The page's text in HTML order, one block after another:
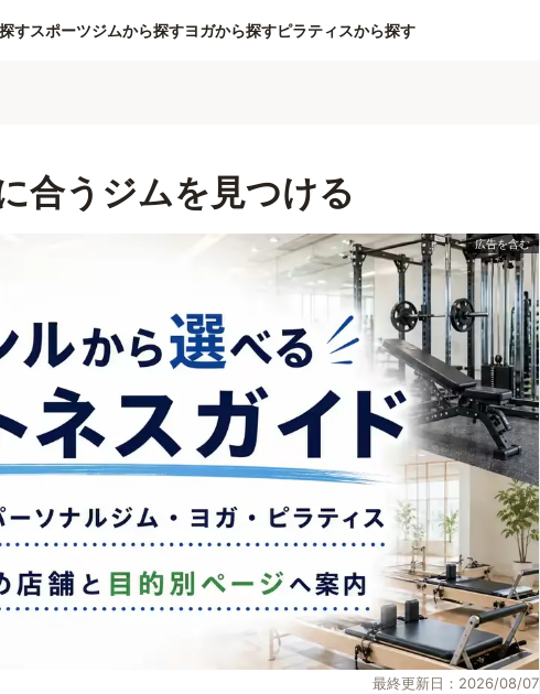
すスポーツジムから探すヨガから探すピラティスから探す
合うジムを見つける
最終更新日：2026/08/07